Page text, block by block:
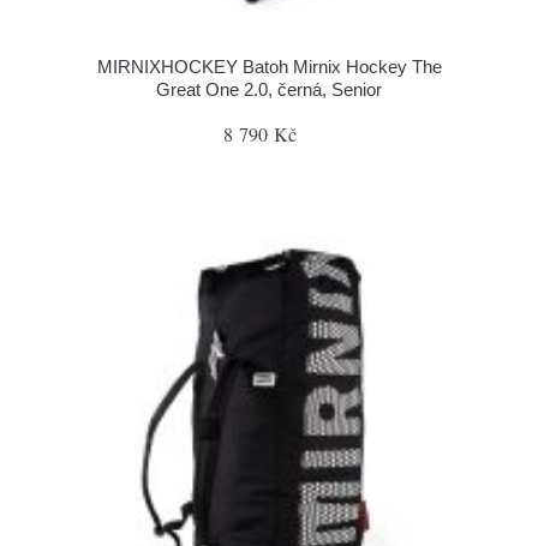
MIRNIXHOCKEY Batoh Mirnix Hockey The
Great One 2.0, černá, Senior
8 790 Kč